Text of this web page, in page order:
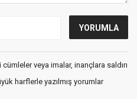
veya imalar, inançlara saldırı
harflerle yazılmış yorumlar